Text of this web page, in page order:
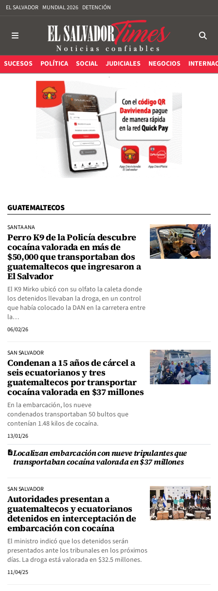
EL SALVADOR MUNDIAL 2026 DETENCIÓN
SUCESOS POLÍTICA SOCIAL JUDICIALES NEGOCIOS
GUATEMALTECOS
SANTA ANA
Perro K9 de la Policía descubre
cocaína valorada en más de
$50,000 que transportaban dos
guatemaltecos que ingresaron a
El Salvador
El K9 Mirko ubicó con su olfato la caleta donde
los detenidos llevaban la droga, en un control
que había colocado la DAN en la carretera entre
la…
06/02/26
SAN SALVADOR
Condenan a 15 años de cárcel a
seis ecuatorianos y tres
guatemaltecos por transportar
cocaína valorada en $37 millones
En la embarcación, los nueve
condenados transportaban 50 bultos que
contenían 1.48 kilos de cocaína.
13/01/26
Localizan embarcación con nueve tripulantes que
transportaban cocaína valorada en $37 millones
SAN SALVADOR
Autoridades presentan a
guatemaltecos y ecuatorianos
detenidos en interceptación de
embarcación con cocaína
El ministro indicó que los detenidos serán
presentados ante los tribunales en los próximos
días. La droga está valorada en $32.5 millones.
11/04/25